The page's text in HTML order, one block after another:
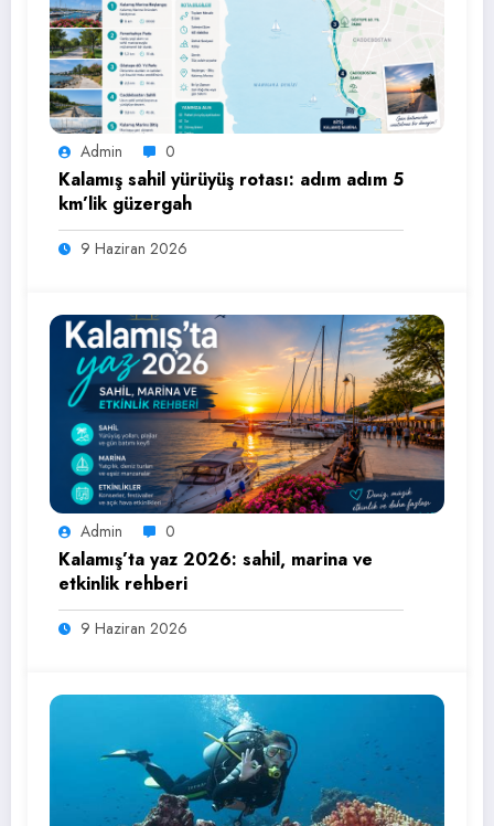
Admin 0
Kalamış sahil yürüyüş rotası: adım adım 5
km’lik güzergah
9 Haziran 2026
Admin 0
Kalamış’ta yaz 2026: sahil, marina ve
etkinlik rehberi
9 Haziran 2026